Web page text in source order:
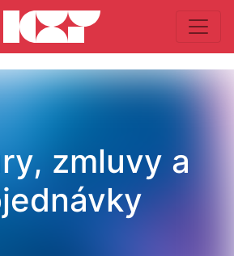
zmluvy a